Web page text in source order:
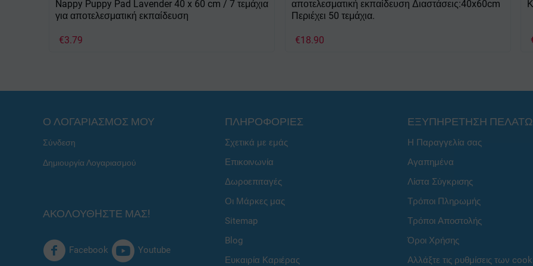
Nappy Puppy Pad Lavender 40 x 60 cm / 7 τεμάχια
για αποτελεσματική εκπαίδευση
€3.79
αποτελεσματική εκπαίδευση Διαστάσεις:40x60cm
Περιέχει 50 τεμάχια.
€18.90
Ο ΛΟΓΑΡΙΑΣΜΟΣ ΜΟΥ
Σύνδεση
Δημιουργία Λογαριασμού
ΑΚΟΛΟΥΘHΣΤΕ ΜΑΣ!
Facebook Youtube
ΠΛΗΡΟΦΟΡΙΕΣ
Σχετικά με εμάς
Επικοινωνία
Δωροεπιταγές
Οι Μάρκες μας
Sitemap
Blog
Ευκαιρία Καριέρας
ΕΞΥΠΗΡΕΤΗΣΗ
Η Παραγγελία σας
Αγαπημένα
Λίστα Σύγκρισης
Τρόποι Πληρωμής
Τρόποι Αποστολής
Όροι Χρήσης
Αλλάξτε τις ρυθμίσεις των